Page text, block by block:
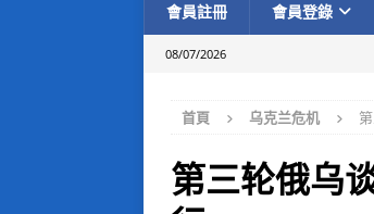
會員註冊 會員登錄
08/07/2026
首頁 乌克兰危机
第三轮俄乌